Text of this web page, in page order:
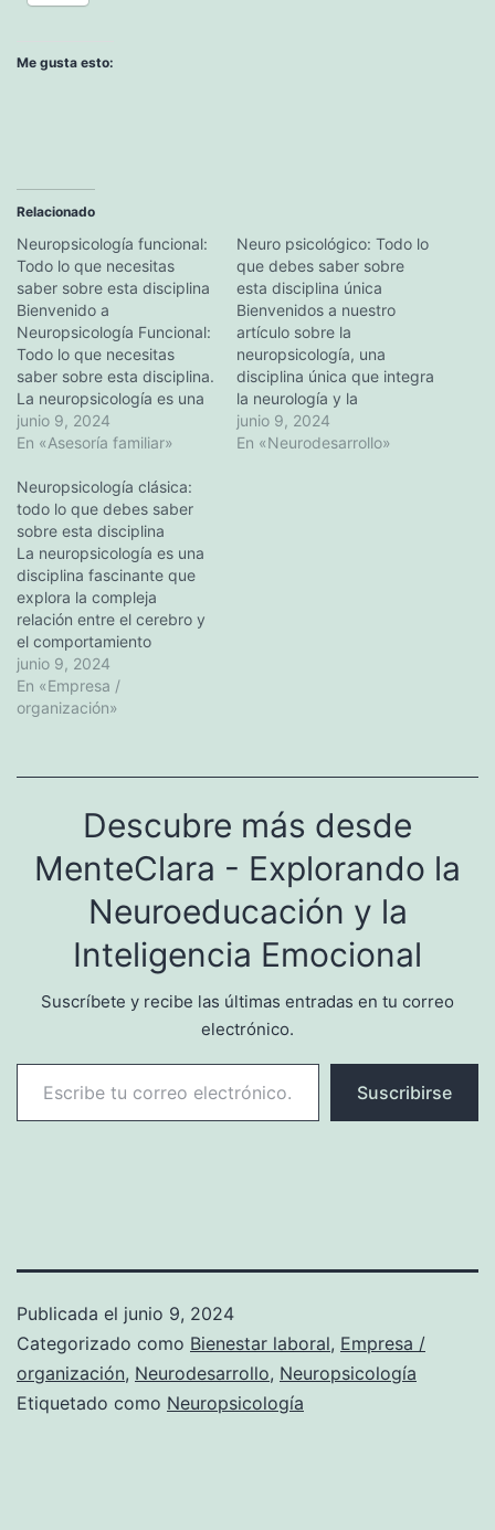
Me gusta esto:
Relacionado
Neuropsicología funcional:
Todo lo que necesitas
saber sobre esta disciplina
Bienvenido a
Neuropsicología Funcional:
Todo lo que necesitas
saber sobre esta disciplina.
La neuropsicología es una
rama de la psicología que
examina la relación entre el
y la conducta. En concreto,
la neuropsicología
funcional se centra en
cómo el cerebro controla
las conductas, el
aprendizaje y la…
junio 9, 2024
En «Asesoría familiar»
Neuro psicológico: Todo lo
que debes saber sobre
esta disciplina única
Bienvenidos a nuestro
artículo sobre la
neuropsicología, una
disciplina única que integra
la neurología y la
psicología. En este artículo,
exploraremos la fascinante
junio 9, 2024
En «Neurodesarrollo»
Neuropsicología clásica:
todo lo que debes saber
sobre esta disciplina
La neuropsicología es una
disciplina fascinante que
explora la compleja
relación entre el cerebro y
el comportamiento
humano. Combinando
conocimientos de
neurología y psicología, es
influencia del cerebro en el
artículo, profundizaremos
en los orígenes, la
evolución y las teorías…
junio 9, 2024
En «Empresa /
organización»
Descubre más desde
MenteClara - Explorando la
Neuroeducación y la
Inteligencia Emocional
Suscríbete y recibe las últimas entradas en tu correo
electrónico.
Escribe tu correo electrónico…
Suscribirse
Publicada el junio 9, 2024
Categorizado como Bienestar laboral, Empresa /
organización, Neurodesarrollo, Neuropsicología
Etiquetado como Neuropsicología